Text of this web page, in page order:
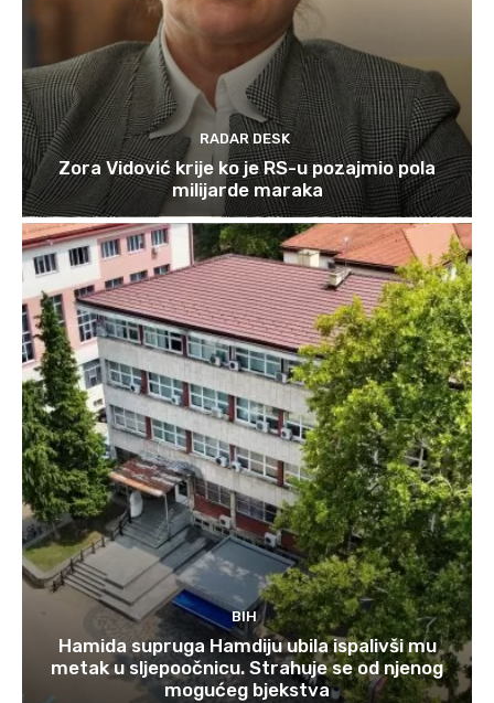
RADAR DESK
Zora Vidović krije ko je RS-u pozajmio pola
milijarde maraka
BIH
Hamida supruga Hamdiju ubila ispalivši mu
metak u sljepoočnicu. Strahuje se od njenog
mogućeg bjekstva